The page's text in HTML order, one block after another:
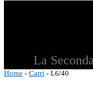
La
Home - Carri - L6/40